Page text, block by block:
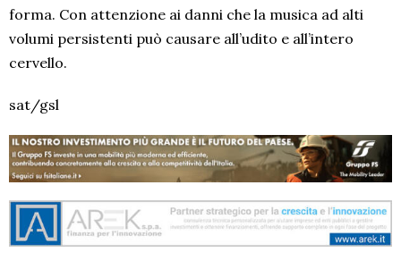
forma. Con attenzione ai danni che la musica ad alti
volumi persistenti può causare all’udito e all’intero
cervello.
sat/gsl